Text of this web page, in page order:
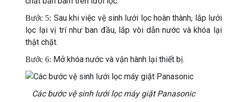
Bước 5: Sau khi việc vệ sinh lưới lọc hoàn thành, lắp lưới
lọc lại vị trí như ban đầu, lắp vòi dẫn nước và khóa lại
thật chặt.
Bước 6: Mở khóa nước và vận hành lại thiết bị.
Các bước vệ sinh lưới lọc máy giặt Panasonic